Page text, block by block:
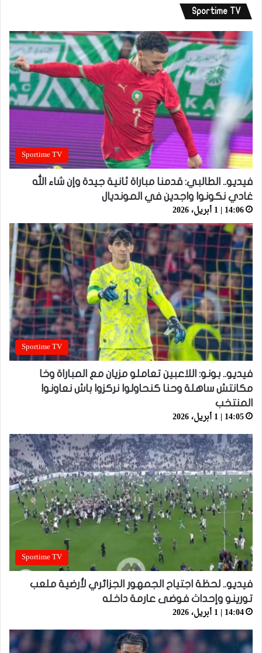
Sportime TV
Sportime TV
فيديو.. الطالبي: قدمنا مباراة ثانية جيدة وإن شاء الله
غادي نكونوا واجدين في المونديال
14:06 | 1 أبريل، 2026
Sportime TV
فيديو.. بونو: اللاعبين تعاملو مزيان مع المباراة وخا
مكانتش ساهلة وحنا كنحاولوا نركزوا باش نعاونوا
المنتخب
14:05 | 1 أبريل، 2026
Sportime TV
فيديو.. لحظة اجتياح الجمهور الجزائري لأرضية ملعب
تورينو وإحداث فوضى عارمة داخله
14:04 | 1 أبريل، 2026